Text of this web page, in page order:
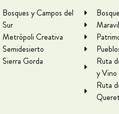
Bosques y Campos del
Sur
Metrópoli Creativa
Semidesierto
Sierra Gorda
Ruta
y Vino
Ruta